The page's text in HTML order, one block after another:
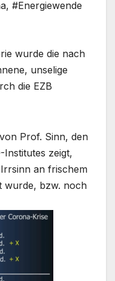
, #Energiewende
wurde die nach
unselige
die EZB
Prof. Sinn, den
Institutes zeigt,
an frischem
wurde, bzw. noch